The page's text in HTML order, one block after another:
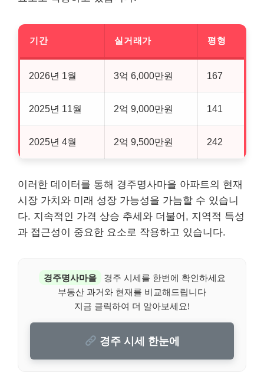
기간 실거래가 평형
2026년 1월 3억 6,000만원 167
2025년 11월 2억 9,000만원 141
2025년 4월 2억 9,500만원 242
이러한 데이터를 통해 경주명사마을 아파트의 현재
시장 가치와 미래 성장 가능성을 가늠할 수 있습니
다. 지속적인 가격 상승 추세와 더불어, 지역적 특성
과 접근성이 중요한 요소로 작용하고 있습니다.
경주명사마을
경주 시세를 한번에 확인하세요
부동산 과거와 현재를 비교해드립니다
지금 클릭하여 더 알아보세요!
경주 시세 한눈에